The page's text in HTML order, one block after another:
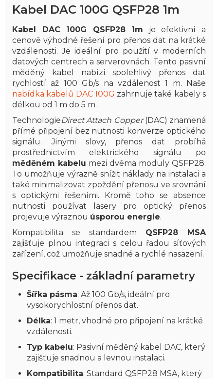
Kabel DAC 100G QSFP28 1m
Kabel DAC 100G QSFP28 1m je efektivní a
cenově výhodné řešení pro přenos dat na krátké
vzdálenosti. Je ideální pro použití v moderních
datových centrech a serverovnách. Tento pasivní
měděný kabel nabízí spolehlivý přenos dat
rychlostí až 100 Gb/s na vzdálenost 1 m. Naše
nabídka kabelů DAC 100G zahrnuje také kabely s
délkou od 1 m do 5 m.
TechnologieDirect Attach Copper(DAC) znamená
přímé připojení bez nutnosti konverze optického
signálu. Jinými slovy, přenos dat probíhá
prostřednictvím elektrického signálu po
měděném kabelu mezi dvěma moduly QSFP28.
To umožňuje výrazně snížit náklady na instalaci a
také minimalizovat zpoždění přenosu ve srovnání
s optickými řešeními. Kromě toho se absence
nutnosti používat lasery pro optický přenos
projevuje výraznou úsporou energie.
Kompatibilita se standardem QSFP28 MSA
zajišťuje plnou integraci s celou řadou síťových
zařízení, což umožňuje snadné a rychlé nasazení.
Specifikace - základní parametry
Šířka pásma: Až 100 Gb/s, ideální pro
vysokorychlostní přenos dat.
Délka: 1 metr, vhodné pro připojení na krátké
vzdálenosti.
Typ kabelu: Pasivní měděný kabel DAC, který
zajišťuje snadnou a levnou instalaci.
Kompatibilita: Standard QSFP28 MSA, který